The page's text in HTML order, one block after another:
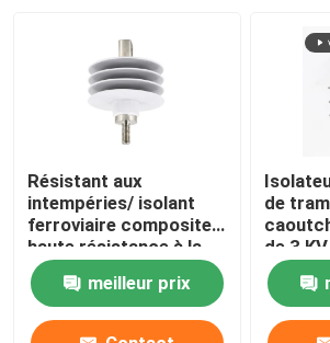
Rameau en fibre de verre époxy
fusible coupé
Machine isolante
Résistant aux
intempéries/ isolant
ferroviaire composite à
haute résistance à la
déchirure
meilleur prix
de
de 3